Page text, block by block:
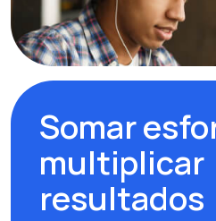
Somar
multiplicar
resultados